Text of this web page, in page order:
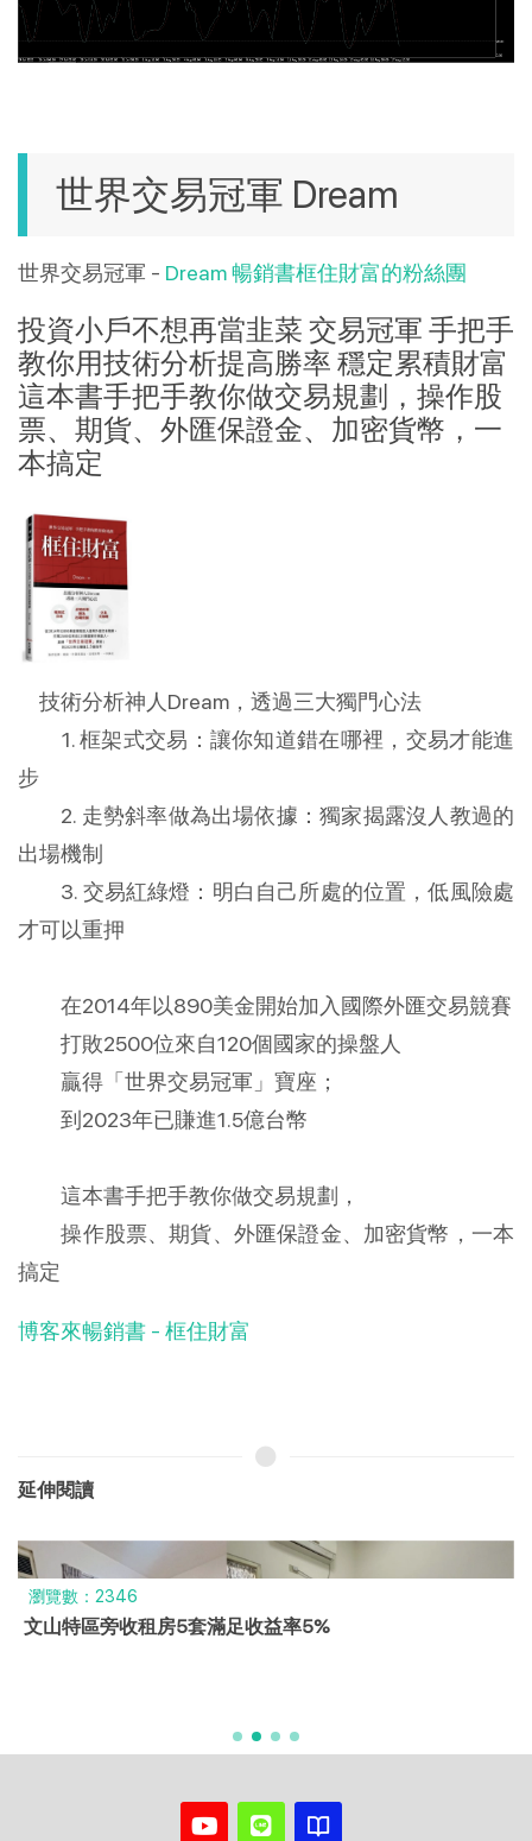
世界交易冠軍 Dream
世界交易冠軍 - Dream 暢銷書框住財富的粉絲團
投資小戶不想再當韭菜 交易冠軍 手把手
教你用技術分析提高勝率 穩定累積財富
這本書手把手教你做交易規劃，操作股
票、期貨、外匯保證金、加密貨幣，一
本搞定
技術分析神人Dream，透過三大獨門心法
1. 框架式交易：讓你知道錯在哪裡，交易才能進
步
2. 走勢斜率做為出場依據：獨家揭露沒人教過的
出場機制
3. 交易紅綠燈：明白自己所處的位置，低風險處
才可以重押
在2014年以890美金開始加入國際外匯交易競賽
打敗2500位來自120個國家的操盤人
贏得「世界交易冠軍」寶座；
到2023年已賺進1.5億台幣
這本書手把手教你做交易規劃，
操作股票、期貨、外匯保證金、加密貨幣，一本
搞定
博客來暢銷書 - 框住財富
延伸閱讀
瀏覽數：2346
文山特區旁收租房5套滿足收益率5%